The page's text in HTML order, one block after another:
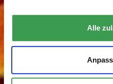
Alle